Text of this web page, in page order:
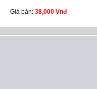
Giá bán: 38,000 Vnđ